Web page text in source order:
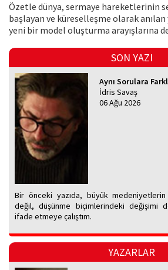
Özetle dünya, sermaye hareketlerinin
başlayan ve küreselleşme olarak
yeni bir model oluşturma arayışlarına
SON YAZI
Aynı Sorulara
İdris Savaş
06 Ağu 2026
Bir önceki yazıda, büyük medeniyetlerin
değil, düşünme biçimlerindeki değişimi
ifade etmeye çalıştım.
YAZARLAR